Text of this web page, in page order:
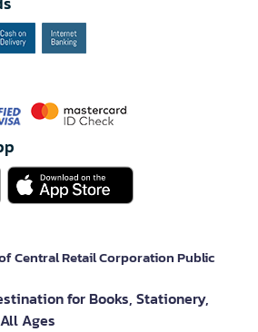
Central Retail Corporation Public
for Books, Stationery,
Ages